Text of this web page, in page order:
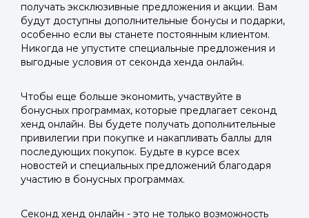
получать эксклюзивные предложения и акции. Вам
будут доступны дополнительные бонусы и подарки,
особенно если вы станете постоянным клиентом.
Никогда не упустите специальные предложения и
выгодные условия от секонда хенда онлайн.
Чтобы еще больше экономить, участвуйте в
бонусных программах, которые предлагает секонд
хенд онлайн. Вы будете получать дополнительные
привилегии при покупке и накапливать баллы для
последующих покупок. Будьте в курсе всех
новостей и специальных предложений благодаря
участию в бонусных программах.
Секонд хенд онлайн - это не только возможность